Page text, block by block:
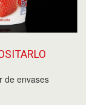
de envases